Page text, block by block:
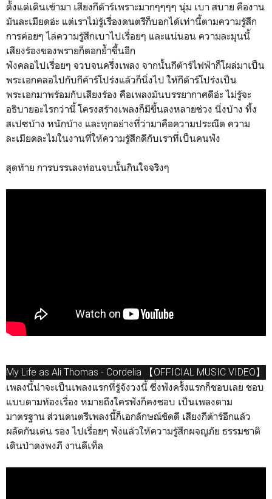
ตั้งแต่เดินเข้ามา เสียงกีต้าร์เพราะมากๆๆๆๆ นุ่ม เบา สบาย คืองาน
มันละเมียดอ่ะ แต่เราไม่รู้เรื่องดนตรีก็บอกได้เท่านี้ตามความรู้สึก
การค่อยๆ ไล่ความรู้สึกเบาไปเรื่อยๆ และแน่นอน ความละมุนนี้
เสียงร้องของพรายก็ตอกย้ำขึ้นอีก
ฟังคลอไปเรื่อยๆ จวบจนครึ่งเพลง จากนั้นกีต้าร์ไฟฟ้าก็โผล่มาเป็น
พระเอกคลอไปกับกีค้าร์โปร่งแล้วก็นิ่งไป ให้กีต้าร์โปร่งเป็น
พระเอกมาพร้อมกับเสียงร้อง คือเพลงมันบรรยากาศดีอ่ะ ไม่รู้จะ
อธิบายอะไรกว่านี้ โครงสร้างเพลงก็มีขึ้นลงหลายช่วง นิ่งบ้าง ทิ้ง
สเปซบ้าง หนักบ้าง และทุกอย่างที่ว่ามาคือความประณีต ความ
ละเมียดละไมในงานที่ให้ความรู้สึกดีกับเราที่เป็นคนฟัง
สุดท้าย การบรรเลงท่อนจบนั้นกินใจจริงๆ
My Life as Ali Thomas - Cordelia 【OFFICIAL MUSIC VIDEO】
เพลงนี้น่าจะเป็นเพลงแรกที่รู้จังวงนี้ ซึ่งฟังครั้งแรกก็ชอบเลย ชอบ
แบบตามท้องเรื่อง หมายถึงใครฟังก็คงชอบ เป็นเพลงตาม
มาตรฐาน ส่วนดนตรีเพลงนี้ก็เอกลักษณ์ชัดดี เสียงกีต้าร์อีกแล้ว
ผลัดกันเด่น รอง ไปเรื่อยๆ ฟังแล้วให้ความรู้สึกผจญภัย ธรรมชาติ
เดินป่าดงพงภี งานดีเท็ล